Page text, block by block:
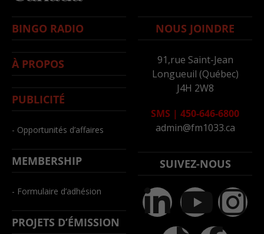
BINGO RADIO
À PROPOS
PUBLICITÉ
- Opportunités d’affaires
MEMBERSHIP
- Formulaire d’adhésion
PROJETS D’ÉMISSION
NOUS JOINDRE
91,rue Saint-Jean
Longueuil (Québec)
J4H 2W8
SMS | 450-646-6800
admin@fm1033.ca
SUIVEZ-NOUS